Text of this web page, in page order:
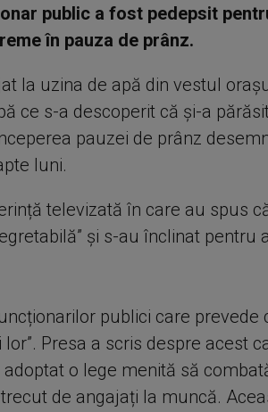
public a fost pedepsit
în pauza de prânz.
la uzina de apă din vestul
ce s-a descoperit că și-a
pauzei de prânz
luni.
televizată în care au spus
și s-au înclinat pentru
publici care prevede
Presa a scris despre acest
o lege menită să
de angajați la muncă.